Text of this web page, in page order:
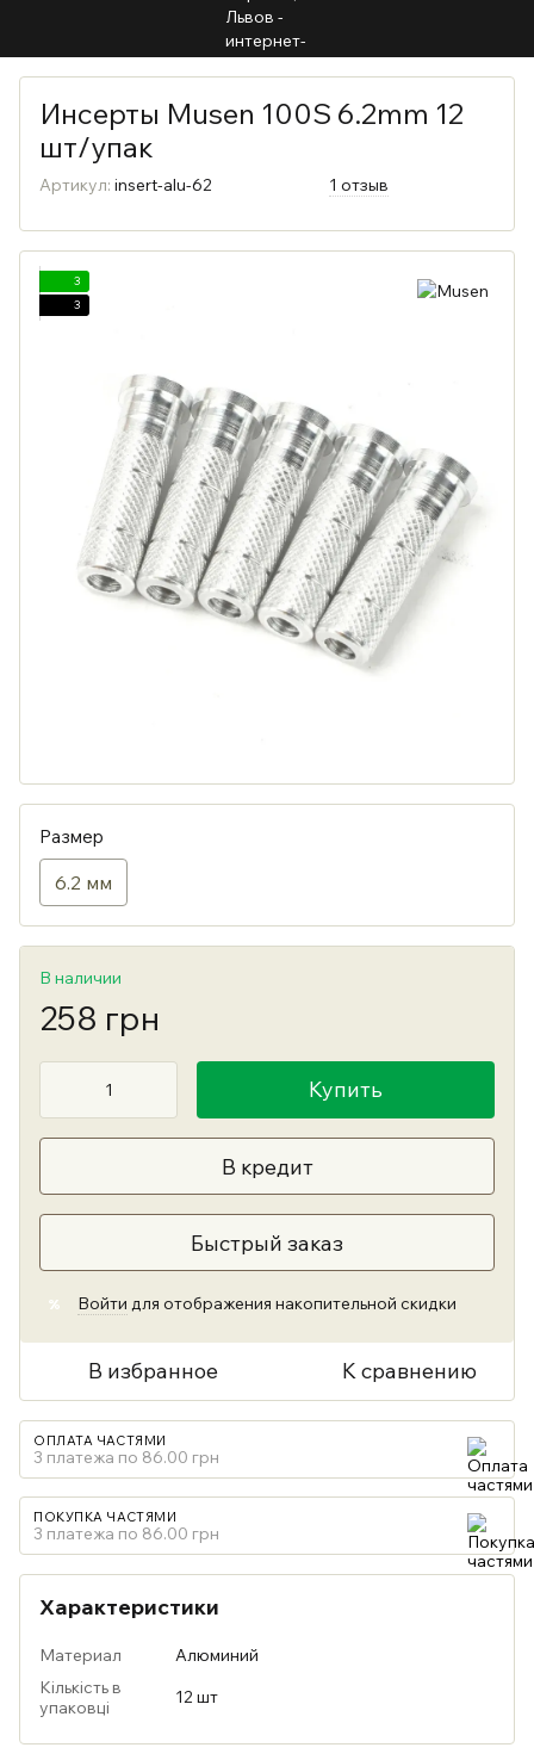
Инсерты Musen 100S 6.2mm 12
шт/упак
Артикул: insert-alu-62 1 отзыв
3
3
Размер
6.2 мм
В наличии
258 грн
Купить
В кредит
Быстрый заказ
% Войти для отображения накопительной скидки
В избранное К сравнению
ОПЛАТА ЧАСТЯМИ
3 платежа по 86.00 грн
ПОКУПКА ЧАСТЯМИ
3 платежа по 86.00 грн
Характеристики
Материал
Алюминий
Кількість в
упаковці
12 шт